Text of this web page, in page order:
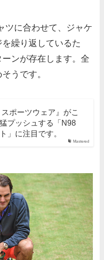
ツに合わせて、ジャケ
繰り返しているた
ンが存在します。全
うです。
Mastered
スポーツウェア』がこ
プッシュする「N98
」に注目です。